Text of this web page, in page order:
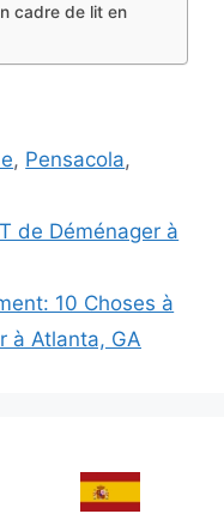
cadre de lit en
, Pensacola,
de Déménager à
10 Choses à
à Atlanta, GA